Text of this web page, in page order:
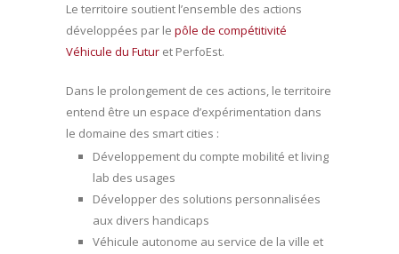
Le territoire soutient l’ensemble des actions
développées par le pôle de compétitivité
Véhicule du Futur et PerfoEst.
Dans le prolongement de ces actions, le territoire
entend être un espace d’expérimentation dans
le domaine des smart cities :
Développement du compte mobilité et living
lab des usages
Développer des solutions personnalisées
aux divers handicaps
Véhicule autonome au service de la ville et